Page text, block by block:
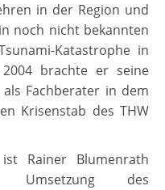
in der Region und
noch nicht bekannten
Katastrophe in
brachte er seine
Fachberater in dem
Krisenstab des THW
Rainer Blumenrath
des